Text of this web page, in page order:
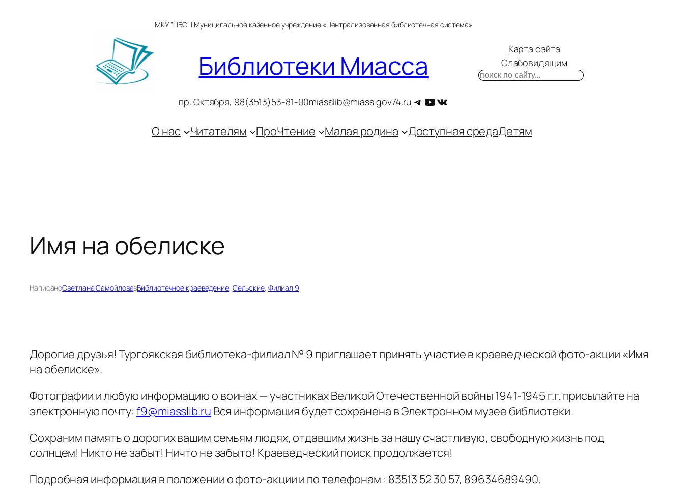
МКУ "ЦБС" | Муниципальное казенное учреждение «Централизованная библиотечная система»
Библиотеки Миасса
пр. Октября, 98(3513)53-81-00miasslib@miass.gov74.ru Telegram
YouTube
ВКонтакте
Карта сайта
Слабовидящим
Поиск
О нас Читателям ПроЧтение Малая родина Доступная средаДетям
Имя на обелиске
НаписаноСветлана СамойловавБиблиотечное краеведение, Сельские, Филиал 9
Дорогие друзья! Тургоякская библиотека-филиал № 9 приглашает принять участие в краеведческой фото-акции «Имя
на обелиске».
Фотографии и любую информацию о воинах — участниках Великой Отечественной войны 1941-1945 г.г. присылайте на
электронную почту:f9@miasslib.ru Вся информация будет сохранена в Электронном музее библиотеки.
Сохраним память о дорогих вашим семьям людях, отдавшим жизнь за нашу счастливую, свободную жизнь под
солнцем! Никто не забыт! Ничто не забыто! Краеведческий поиск продолжается!
Подробная информация в положении о фото-акции и по телефонам : 83513 52 30 57, 89634689490.